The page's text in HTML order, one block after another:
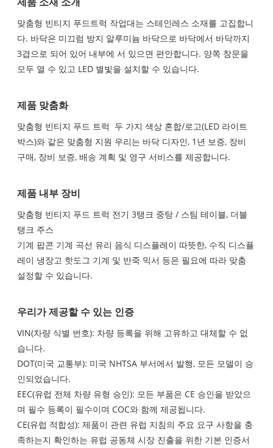
맞춤형 빈티지 푸드트럭 작업대는 스테인레스 소재를 고집합니
다. 바닥은 미끄럼 방지 알루미늄 바닥으로 바닥에서 바닥까지
3겹으로 되어 있어 내부에 서 있으면 편안합니다. 양쪽 창문을
모두 열 수 있고 LED 별빛을 설치할 수 있습니다.
제품 맞춤화
맞춤형 빈티지 푸드 트럭 두 가지 색상 혼합/로고(LED 라이트
박스)와 같은 맞춤형 지원 우리는 바닥 디자인, 1년 보증, 장비
구매, 장비 보증, 배송 계획 및 영구 서비스를 제공합니다.
제품 내부 장비
맞춤형 빈티지 푸드 트럭 전기 3탱크 중탕 / 스팀 테이블, 더블
탱크 주스
기계 팝콘 기계 곡선 유리 음식 디스플레이 따뜻한, 수직 디스플
레이 냉장고 핫도그 기계 및 반죽 믹서 등은 필요에 따라 맞춤
설정할 수 있습니다.
우리가 제공할 수 있는 인증
VIN(차량 식별 번호): 차량 등록을 위해 고유하고 대체할 수 없
습니다.
DOT(미국 교통부): 미국 NHTSA 부서에서 발행, 모든 모델이 승
인되었습니다.
EEC(유럽 전체 차량 유형 승인): 모든 부품은 CE 승인을 받았으
며 필수 등록이 필수이며 COC와 함께 제공됩니다.
CE(유럽 적합성): 제품이 관련 유럽 지침의 주요 요구 사항을 충
족하는지 확인하는 유럽 공동체 시장 진출을 위한 기본 인증서